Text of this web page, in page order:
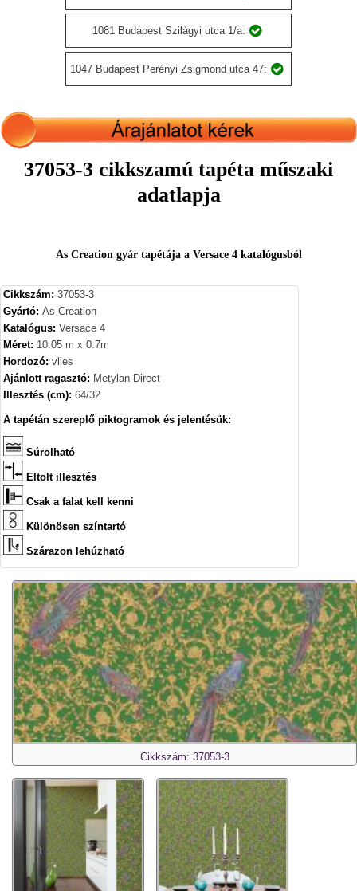
1081 Budapest Szilágyi utca 1/a:
1047 Budapest Perényi Zsigmond utca 47:
37053-3 cikkszamú tapéta műszaki
adatlapja
As Creation gyár tapétája a Versace 4 katalógusból
Cikkszám: 37053-3
Gyártó: As Creation
Katalógus: Versace 4
Méret: 10.05 m x 0.7m
Hordozó: vlies
Ajánlott ragasztó: Metylan Direct
Illesztés (cm): 64/32
A tapétán szereplő piktogramok és jelentésük:
Súrolható
Eltolt illesztés
Csak a falat kell kenni
Különösen színtartó
Szárazon lehúzható
Cikkszám: 37053-3